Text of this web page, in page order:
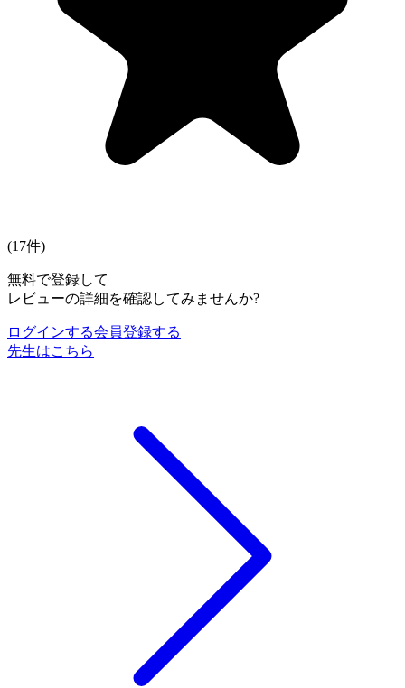
(17件)
無料で登録して
レビューの詳細を確認してみませんか?
ログインする会員登録する
先生はこちら